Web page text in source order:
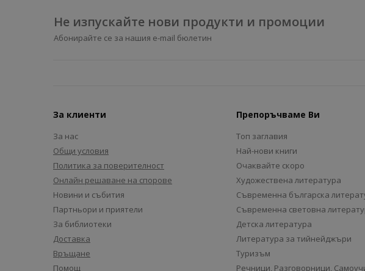
Не изпускайте нови продукти и промоции
Абонирайте се за нашия e-mail бюлетин
За клиенти
За нас
Общи условия
Политика за поверителност
Онлайн решаване на спорове
Новини и събития
Партньори и приятели
За библиотеки
Доставка
Връщане
Помощ
Препоръчваме Ви
Топ заглавия
Най-нови книги
Очаквайте скоро
Художествена литература
Съвременна българска
Съвременна световна
Детска литература
Литература за тийнейджъри
Туризъм
Речници, Разговорници,